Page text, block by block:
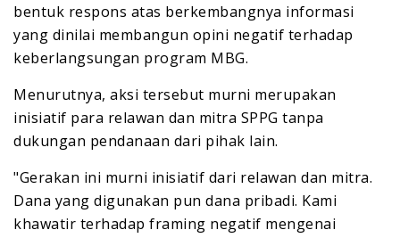
bentuk respons atas berkembangnya informasi
yang dinilai membangun opini negatif terhadap
keberlangsungan program MBG.
Menurutnya, aksi tersebut murni merupakan
inisiatif para relawan dan mitra SPPG tanpa
dukungan pendanaan dari pihak lain.
"Gerakan ini murni inisiatif dari relawan dan mitra.
Dana yang digunakan pun dana pribadi. Kami
khawatir terhadap framing negatif mengenai